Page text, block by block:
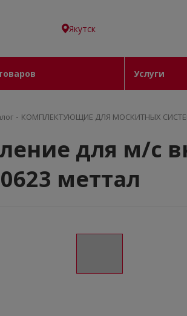
Якутск
Услуги
- КОМПЛЕКТУЮЩИЕ ДЛЯ МОСКИТНЫХ
для м/с
меттал